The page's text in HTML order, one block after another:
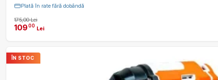
Plată în rate fără dobândă
175,00 Lei
10900 Lei
ÎN STOC